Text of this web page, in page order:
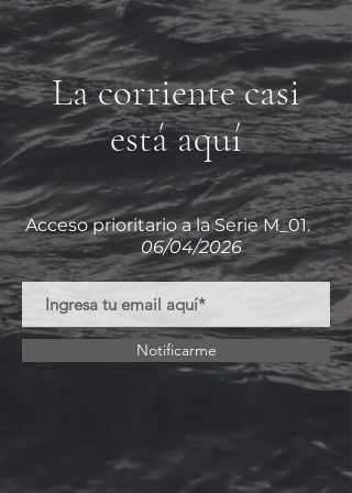
La corriente casi
está aquí
Acceso prioritario a la Serie M_01.
06/04/2026
Notificarme